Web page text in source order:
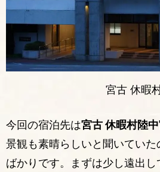
宮古 休暇
今回の宿泊先は宮古 休暇村陸
景観も素晴らしいと聞いてい
ばかりです。まずは少し遠出